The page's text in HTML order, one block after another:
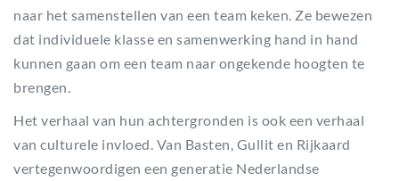
naar het samenstellen van een team keken. Ze bewezen
dat individuele klasse en samenwerking hand in hand
kunnen gaan om een team naar ongekende hoogten te
brengen.
Het verhaal van hun achtergronden is ook een verhaal
van culturele invloed. Van Basten, Gullit en Rijkaard
vertegenwoordigen een generatie Nederlandse